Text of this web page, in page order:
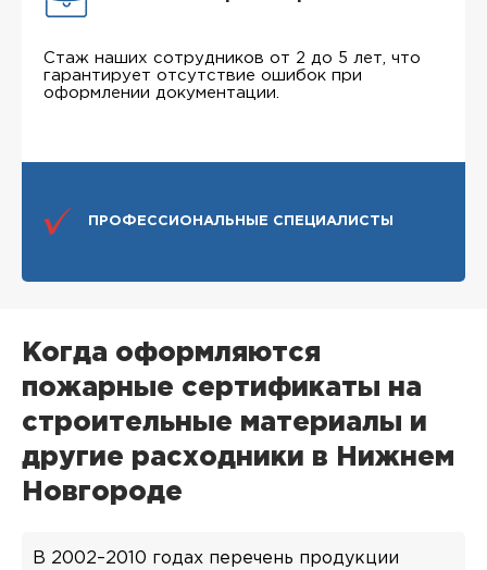
Стаж наших сотрудников от 2 до 5 лет, что
гарантирует отсутствие ошибок при
оформлении документации.
ПРОФЕССИОНАЛЬНЫЕ СПЕЦИАЛИСТЫ
Когда оформляются
пожарные сертификаты на
строительные материалы и
другие расходники в Нижнем
Новгороде
В 2002–2010 годах перечень продукции